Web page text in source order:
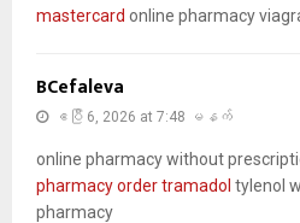
mastercard online pharmacy
BCefaleva
ဧပြီ 6, 2026 at 7:48 မနက်
online pharmacy without
pharmacy order tramadol tylenol
pharmacy